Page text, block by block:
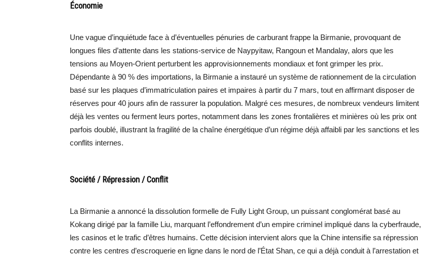
Économie
Une vague d’inquiétude face à d’éventuelles pénuries de carburant frappe la Birmanie, provoquant de
longues files d’attente dans les stations-service de Naypyitaw, Rangoun et Mandalay, alors que les
tensions au Moyen-Orient perturbent les approvisionnements mondiaux et font grimper les prix.
Dépendante à 90 % des importations, la Birmanie a instauré un système de rationnement de la circulation
basé sur les plaques d’immatriculation paires et impaires à partir du 7 mars, tout en affirmant disposer de
réserves pour 40 jours afin de rassurer la population. Malgré ces mesures, de nombreux vendeurs limitent
déjà les ventes ou ferment leurs portes, notamment dans les zones frontalières et minières où les prix ont
parfois doublé, illustrant la fragilité de la chaîne énergétique d’un régime déjà affaibli par les sanctions et les
conflits internes.
Société / Répression / Conflit
La Birmanie a annoncé la dissolution formelle de Fully Light Group, un puissant conglomérat basé au
Kokang dirigé par la famille Liu, marquant l’effondrement d’un empire criminel impliqué dans la cyberfraude,
les casinos et le trafic d’êtres humains. Cette décision intervient alors que la Chine intensifie sa répression
contre les centres d’escroquerie en ligne dans le nord de l’État Shan, ce qui a déjà conduit à l’arrestation et